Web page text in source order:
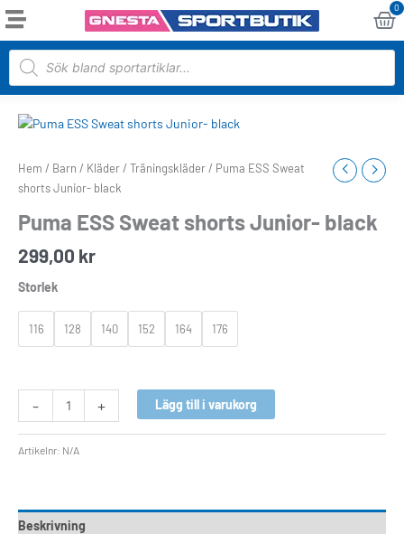
Hoppa
till
innehåll
0
Products
search
Hem / Barn / Kläder/ Träningskläder/ Puma ESS Sweat
shorts Junior- black
Puma ESS Sweat shorts Junior- black
299,00 kr
Storlek
116 128 140 152 164 176
-
Puma
Sweat
shorts
black
+ Lägg till i varukorg
Artikelnr: N/A
Beskrivning